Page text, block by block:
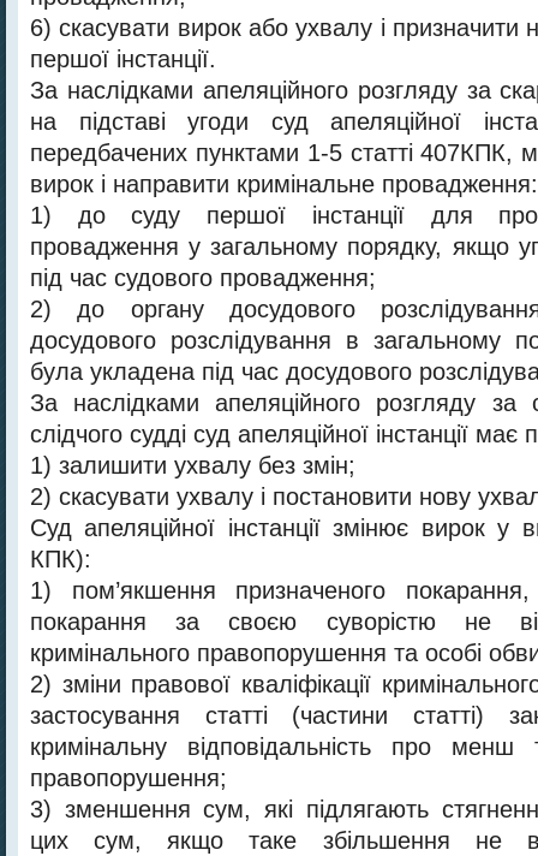
6) скасувати вирок або ухвалу і призначити
першої інстанції.
За наслідками апеляційного розгляду за
на підставі угоди суд апеляційної
передбачених пунктами 1-5 статті 407КПК,
вирок і направити кримінальне провадження:
1) до суду першої інстанції для
провадження у загальному порядку, якщо
під час судового провадження;
2) до органу досудового
досудового розслідування в загальному
була укладена під час досудового
За наслідками апеляційного розгляду
слідчого судді суд апеляційної інстанції має
1) залишити ухвалу без змін;
2) скасувати ухвалу і постановити нову
Суд апеляційної інстанції змінює вирок у
КПК):
1) пом’якшення призначеного
покарання за своєю суворістю не
кримінального правопорушення та особі
2) зміни правової кваліфікації
застосування статті (частини статті)
кримінальну відповідальність про менш
правопорушення;
3) зменшення сум, які підлягають
цих сум, якщо таке збільшення не